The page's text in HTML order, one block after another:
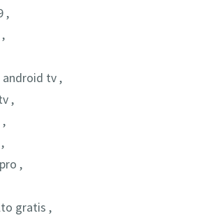
,
tv ,
,
,
gratis ,